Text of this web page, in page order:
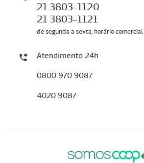
21 3803-1120
21 3803-1121
de segunda a sexta, horário comercial
Atendimento 24h
0800 970 9087
4020 9087